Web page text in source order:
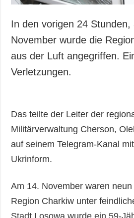
In den vorigen 24 Stunden,
November wurde die
aus der Luft angegriffen.
Verletzungen.
Das teilte der Leiter der
Militärverwaltung Cherson,
auf seinem Telegram-Kanal
Ukrinform.
Am 14. November waren
Region Charkiw unter
Stadt Losowa wurde ein 59-